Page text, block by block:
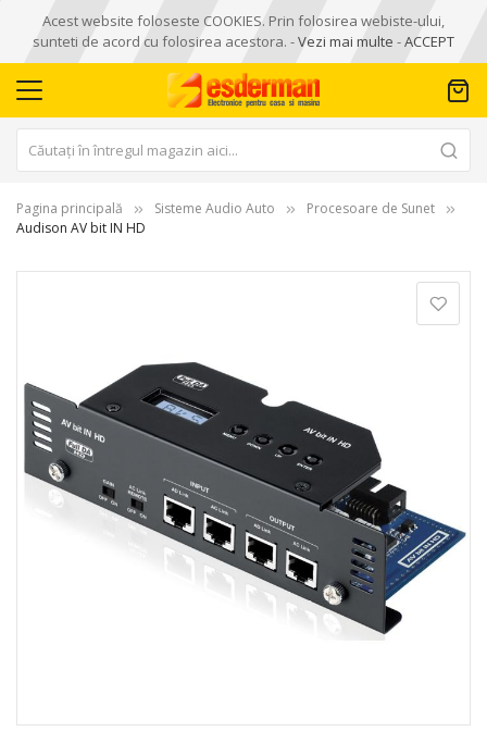
Acest website foloseste COOKIES. Prin folosirea webiste-ului,
sunteti de acord cu folosirea acestora. -Vezi mai multe -ACCEPT
Pagina principală Sisteme Audio Auto
Procesoare de Sunet
Audison AV bit IN HD
the
images
gallery